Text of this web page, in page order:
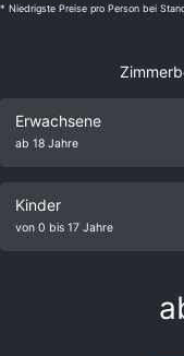
* Niedrigste Preise pro Person bei
Erwachsene
ab 18 Jahre
Kinder
von 0 bis 17 Jahre